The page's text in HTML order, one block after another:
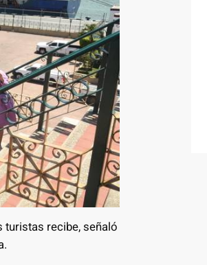
turistas recibe, señaló